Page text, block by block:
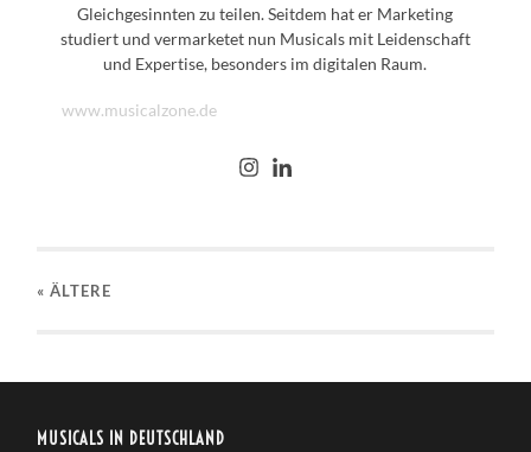
Gleichgesinnten zu teilen. Seitdem hat er Marketing
studiert und vermarketet nun Musicals mit Leidenschaft
und Expertise, besonders im digitalen Raum.
www.musicalzone.de
« ÄLTERE
MUSICALS IN DEUTSCHLAND